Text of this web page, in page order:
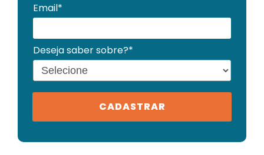
Email*
Deseja saber sobre?*
CADASTRAR